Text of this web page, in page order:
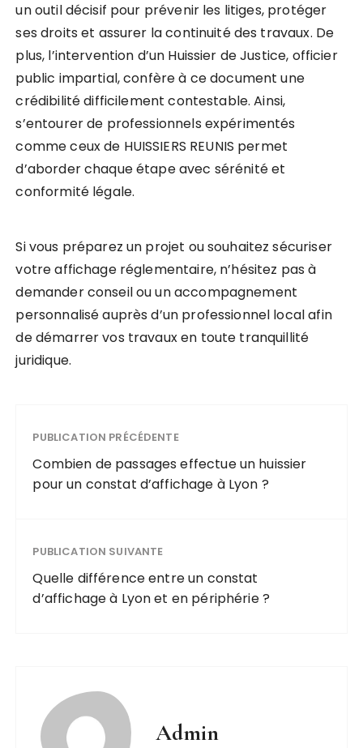
un outil décisif pour prévenir les litiges, protéger
ses droits et assurer la continuité des travaux. De
plus, l’intervention d’un Huissier de Justice, officier
public impartial, confère à ce document une
crédibilité difficilement contestable. Ainsi,
s’entourer de professionnels expérimentés
comme ceux de HUISSIERS REUNIS permet
d’aborder chaque étape avec sérénité et
conformité légale.
Si vous préparez un projet ou souhaitez sécuriser
votre affichage réglementaire, n’hésitez pas à
demander conseil ou un accompagnement
personnalisé auprès d’un professionnel local afin
de démarrer vos travaux en toute tranquillité
juridique.
PUBLICATION PRÉCÉDENTE
Combien de passages effectue un huissier
pour un constat d’affichage à Lyon ?
PUBLICATION SUIVANTE
Quelle différence entre un constat
d’affichage à Lyon et en périphérie ?
Admin